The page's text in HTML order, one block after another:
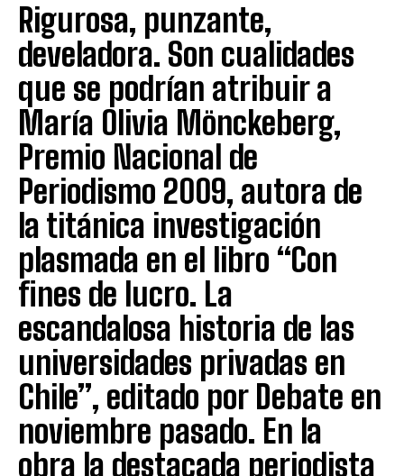
Rigurosa, punzante,
develadora. Son cualidades
que se podrían atribuir a
María Olivia Mönckeberg,
Premio Nacional de
Periodismo 2009, autora de
la titánica investigación
plasmada en el libro “Con
fines de lucro. La
escandalosa historia de las
universidades privadas en
Chile”, editado por Debate en
noviembre pasado. En la
obra la destacada periodista